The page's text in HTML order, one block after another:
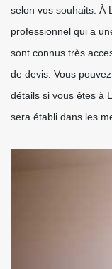
selon vos souhaits. À
professionnel qui a
sont connus très
de devis. Vous
détails si vous êtes à
sera établi dans les